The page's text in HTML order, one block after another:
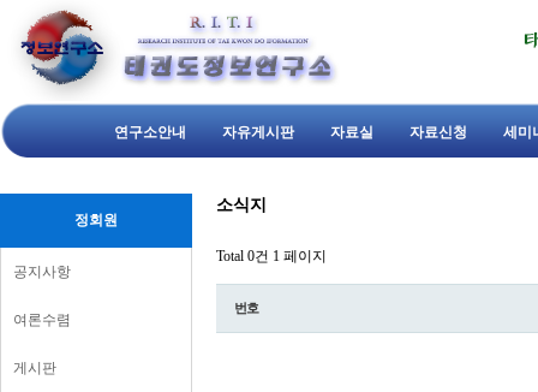
연구소안내 자유게시판 자료실 자료신청 세미
정회원
공지사항
여론수렴
게시판
소식지
Total 0건 1 페이지
번호